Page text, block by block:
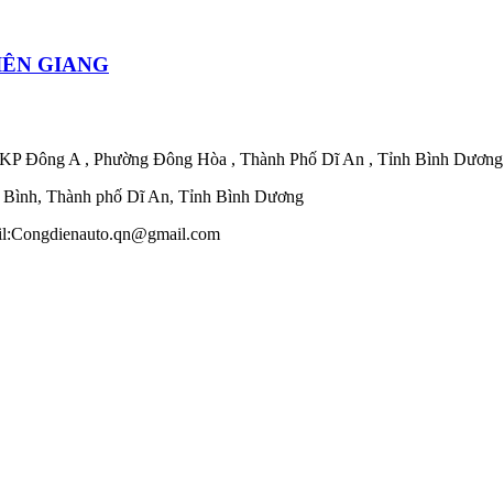
GIANG
Đông A , Phường Đông Hòa , Thành Phố Dĩ An , Tỉnh Bình Dương
Bình, Thành phố Dĩ An, Tỉnh Bình Dương